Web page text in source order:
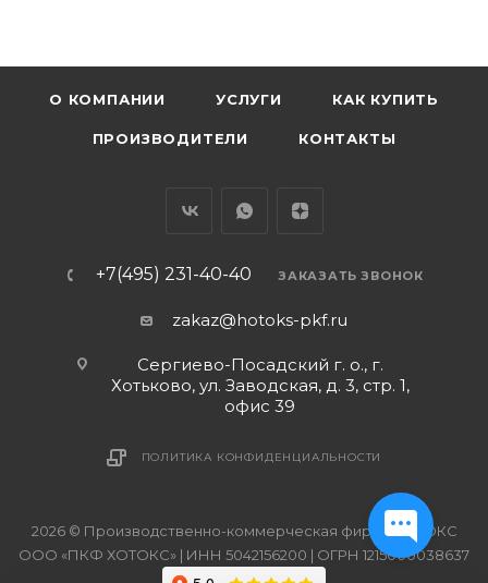
О КОМПАНИИ УСЛУГИ КАК КУПИТЬ
ПРОИЗВОДИТЕЛИ КОНТАКТЫ
+7(495) 231-40-40 ЗАКАЗАТЬ ЗВОНОК
zakaz@hotoks-pkf.ru
Сергиево-Посадский г. о., г.
Хотьково, ул. Заводская, д. 3, стр. 1,
офис 39
ПОЛИТИКА КОНФИДЕНЦИАЛЬНОСТИ
2026 © Производственно-коммерческая фирма ХОТОКС
ООО «ПКФ ХОТОКС» | ИНН 5042156200 | ОГРН 1215000038637